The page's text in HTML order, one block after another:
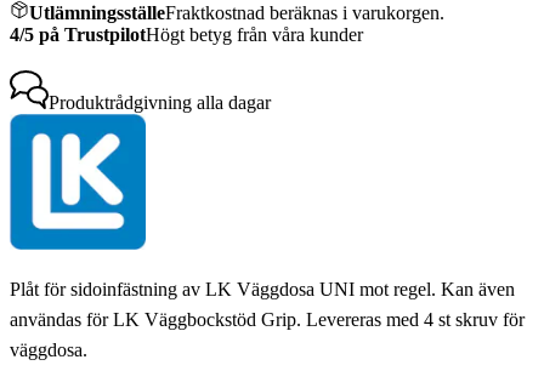
UtlämningsställeFraktkostnad beräknas i varukorgen.
4/5 på TrustpilotHögt betyg från våra kunder
Produktrådgivning alla dagar
Plåt för sidoinfästning av LK Väggdosa UNI mot regel. Kan även
användas för LK Väggbockstöd Grip. Levereras med 4 st skruv för
väggdosa.